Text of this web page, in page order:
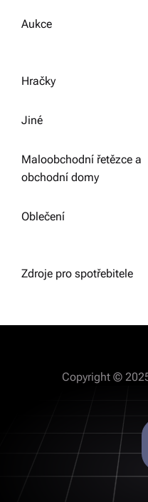
Aukce
Hračky
Jiné
Maloobchodní řetězce a
obchodní domy
Oblečení
Zdroje pro spotřebitele
Copyright ©